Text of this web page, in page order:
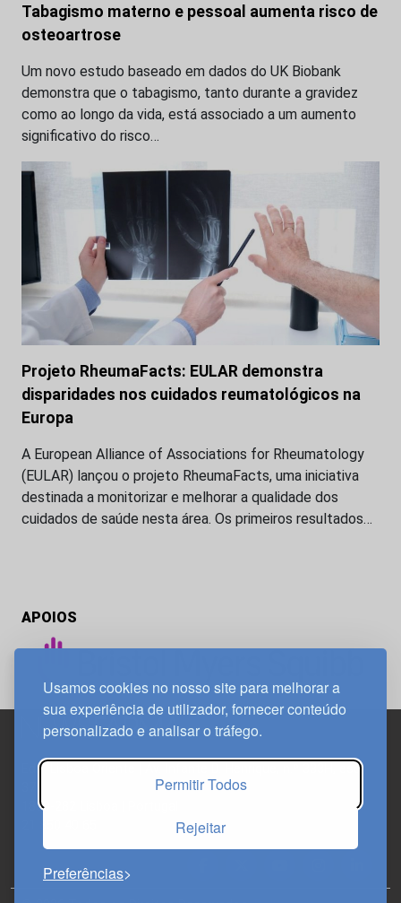
Usamos cookies no nosso site para melhorar a
sua experiência de utilizador, fornecer conteúdo
personalizado e analisar o tráfego.
Permitir Todos
Rejeitar
Preferências
Tabagismo materno e pessoal aumenta risco de
osteoartrose
Um novo estudo baseado em dados do UK Biobank
demonstra que o tabagismo, tanto durante a gravidez
como ao longo da vida, está associado a um aumento
significativo do risco…
Projeto RheumaFacts: EULAR demonstra
disparidades nos cuidados reumatológicos na
Europa
A European Alliance of Associations for Rheumatology
(EULAR) lançou o projeto RheumaFacts, uma iniciativa
destinada a monitorizar e melhorar a qualidade dos
cuidados de saúde nesta área. Os primeiros resultados…
APOIOS
Edif. Lisboa Oriente | Av. Infante D. Henrique, n.º 333H, esc.
1800-282 Lisboa | Portugal